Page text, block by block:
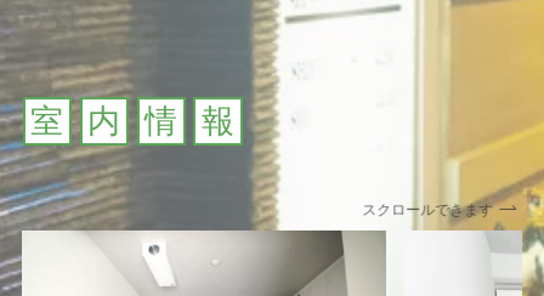
室 内 情 報
スクロールできます